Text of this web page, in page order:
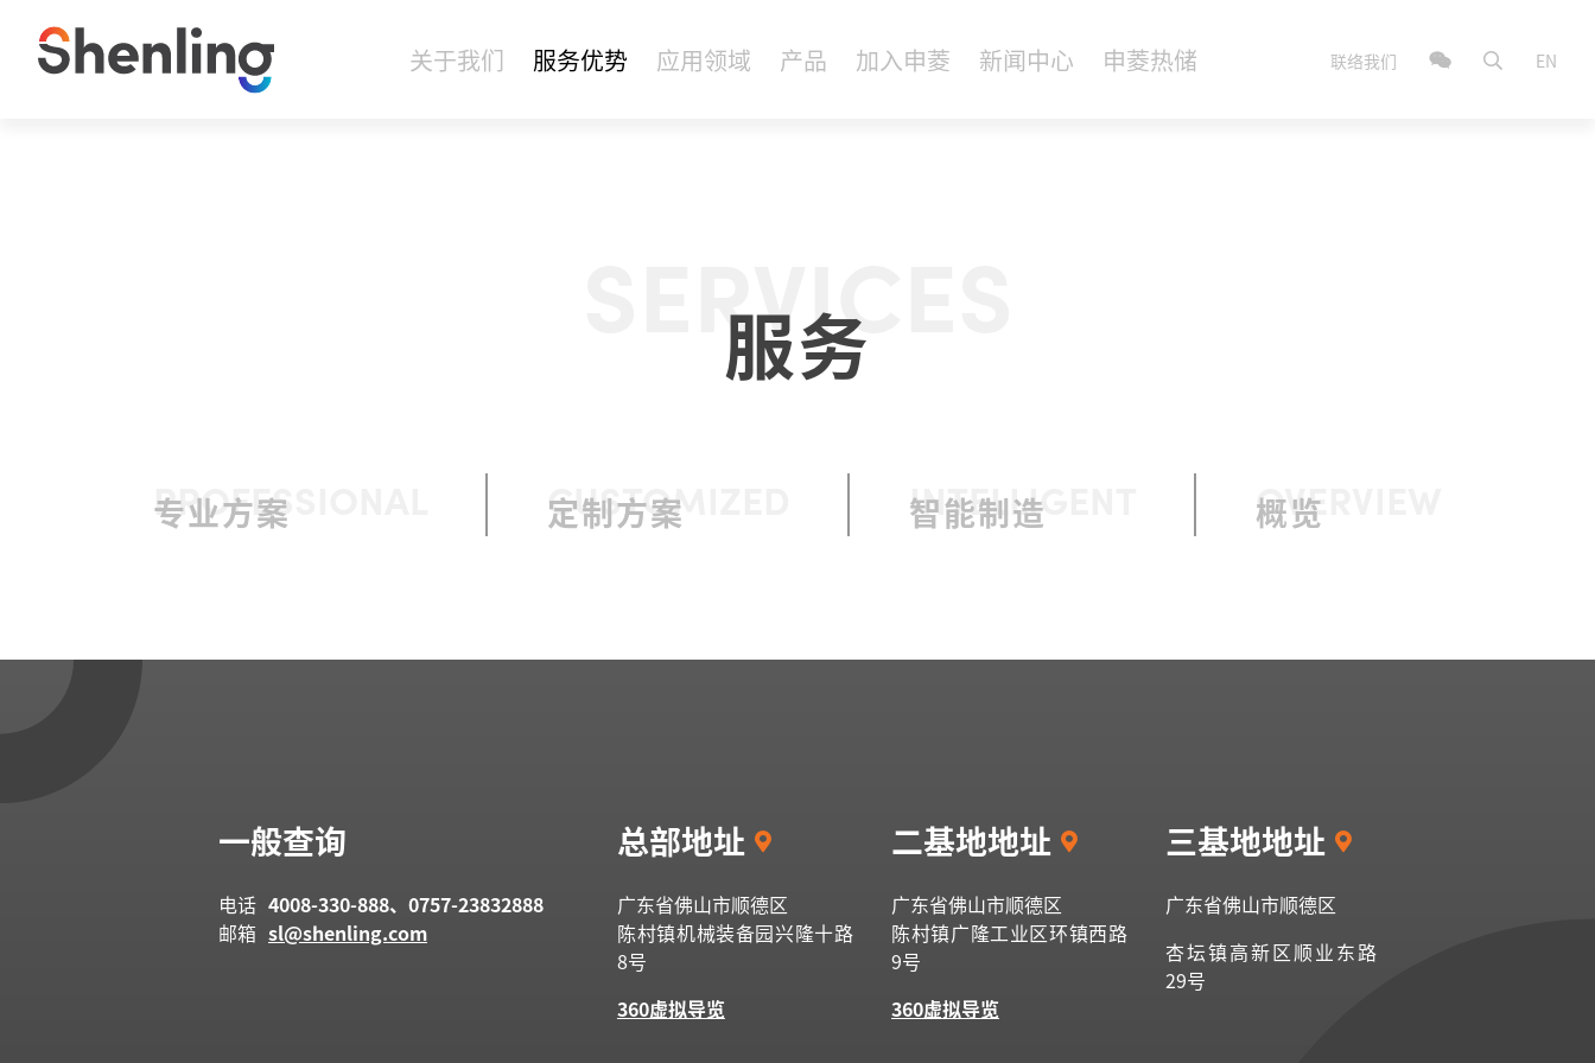
关于我们 服务优势 应用领域 产品 加入申菱 新闻中心 申菱热储 联络我们 EN
SERVICES
服务
PROFESSIONAL
专业方案 CUSTOMIZED
定制方案 INTELLIGENT
智能制造 OVERVIEW
概览
一般查询
电话 4008-330-888、0757-23832888
邮箱 sl@shenling.com
总部地址
广东省佛山市顺德区
陈村镇机械装备园兴隆十路
8号
360虚拟导览
二基地地址
广东省佛山市顺德区
陈村镇广隆工业区环镇西路
9号
360虚拟导览
三基地地址
广东省佛山市顺德区
杏坛镇高新区顺业东路
29号